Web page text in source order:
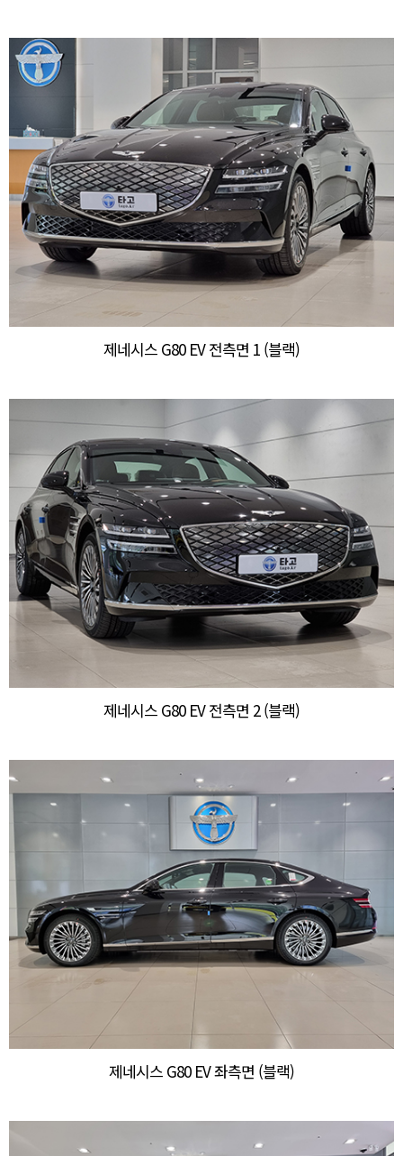
제네시스 G80 EV 전측면 1 (블랙)
제네시스 G80 EV 전측면 2 (블랙)
제네시스 G80 EV 좌측면 (블랙)